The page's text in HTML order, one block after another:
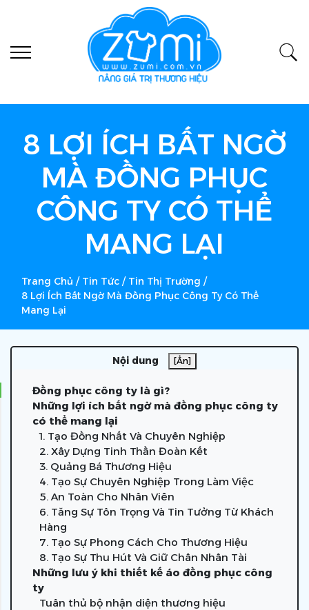
8 LỢI ÍCH BẤT NGỜ
MÀ ĐỒNG PHỤC
CÔNG TY CÓ THỂ
MANG LẠI
Trang Chủ / Tin Tức / Tin Thị Trường /
8 Lợi Ích Bất Ngờ Mà Đồng Phục Công Ty Có Thể
Mang Lại
Nội dung [Ẩn]
Đồng phục công ty là gì?
Những lợi ích bất ngờ mà đồng phục công ty
có thể mang lại
1. Tạo Đồng Nhất Và Chuyên Nghiệp
2. Xây Dựng Tinh Thần Đoàn Kết
3. Quảng Bá Thương Hiệu
4. Tạo Sự Chuyên Nghiệp Trong Làm Việc
5. An Toàn Cho Nhân Viên
6. Tăng Sự Tôn Trọng Và Tin Tưởng Từ Khách
Hàng
7. Tạo Sự Phong Cách Cho Thương Hiệu
8. Tạo Sự Thu Hút Và Giữ Chân Nhân Tài
Những lưu ý khi thiết kế áo đồng phục công
ty
Tuân thủ bộ nhận diện thương hiệu